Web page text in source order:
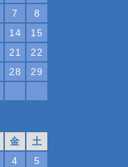
7
8
14
15
21
22
28
29
金
土
4
5